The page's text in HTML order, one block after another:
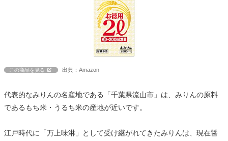
この商品を見る 出典：Amazon
代表的なみりんの名産地である「千葉県流山市」は、みりんの原料
であるもち米・うるち米の産地が近いです。
江戸時代に「万上味淋」として受け継がれてきたみりんは、現在醤